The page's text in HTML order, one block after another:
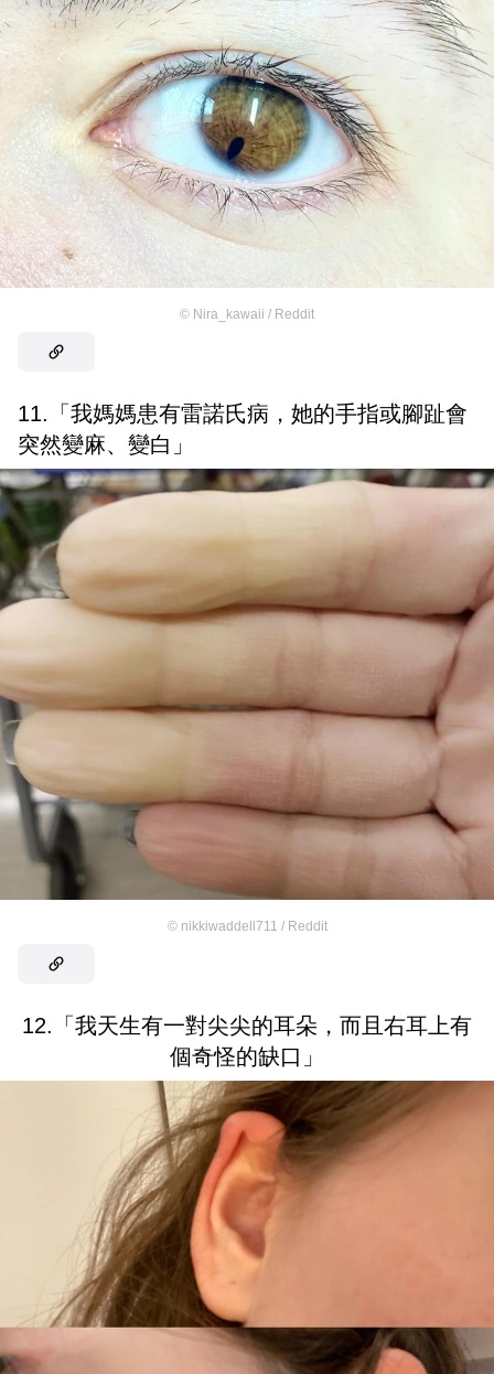
© Nira_kawaii / Reddit
11.「我媽媽患有雷諾氏病，她的手指或腳趾會
突然變麻、變白」
© nikkiwaddell711 / Reddit
12.「我天生有一對尖尖的耳朵，而且右耳上有
個奇怪的缺口」